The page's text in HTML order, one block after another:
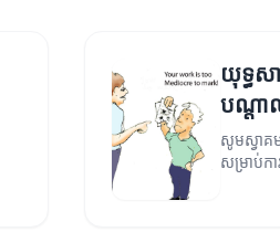
យុទ្ធស
បណ្ត
សូមស្វាគ
សម្រាប់ក